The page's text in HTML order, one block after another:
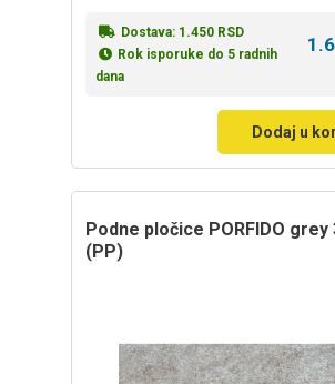
Dostava: 1.450 RSD
Rok isporuke do 5 radnih
dana
Dodaj u
Podne pločice PORFIDO grey 30*60
(PP)